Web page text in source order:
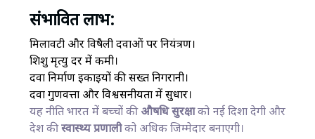
संभावित लाभ:
मिलावटी और विषैली दवाओं पर नियंत्रण।
शिशु मृत्यु दर में कमी।
दवा निर्माण इकाइयों की सख्त निगरानी।
दवा गुणवत्ता और विश्वसनीयता में सुधार।
यह नीति भारत में बच्चों कीऔषधि सुरक्षाको नई दिशा देगी और
देश कीस्वास्थ्य प्रणालीको अधिक जिम्मेदार बनाएगी।